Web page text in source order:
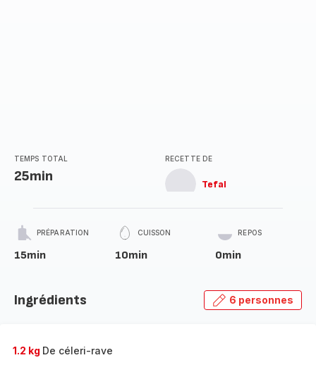
TEMPS TOTAL
25min
RECETTE DE
Tefal
PRÉPARATION
15min
CUISSON
10min
REPOS
0min
Ingrédients 6 personnes
1.2 kg De céleri-rave